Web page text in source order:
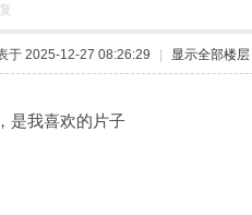
于 2025-12-27 08:26:29 显示全部楼层
是我喜欢的片子